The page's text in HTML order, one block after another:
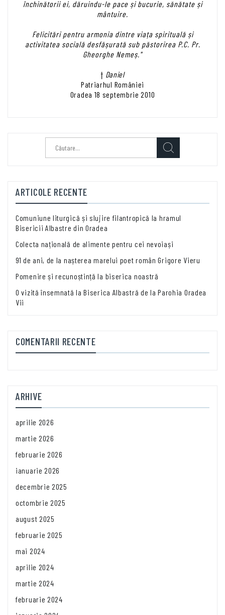
închinătorii ei, dăruindu-le pace și bucurie, sănătate și
mântuire.
Felicitări pentru armonia dintre viața spirituală și
activitatea socială desfășurată sub păstorirea P.C. Pr.
Gheorghe Nemeș."
† Daniel
Patriarhul României
Oradea 18 septembrie 2010
după:
ARTICOLE RECENTE
Comuniune liturgică și slujire filantropică la hramul
Bisericii Albastre din Oradea
Colecta națională de alimente pentru cei nevoiași
91 de ani, de la nașterea marelui poet român Grigore Vieru
Pomenire și recunoștință la biserica noastră
O vizită însemnată la Biserica Albastră de la Parohia Oradea
Vii
COMENTARII RECENTE
ARHIVE
aprilie 2026
martie 2026
februarie 2026
ianuarie 2026
decembrie 2025
octombrie 2025
august 2025
februarie 2025
mai 2024
aprilie 2024
martie 2024
februarie 2024